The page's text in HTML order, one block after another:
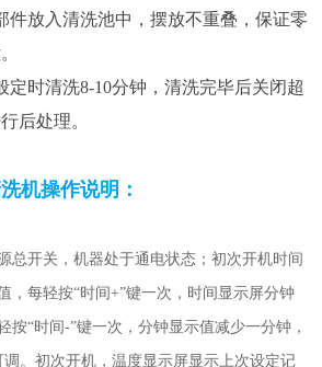
件放入清洗池中，摆放不重叠，保证零
定时清洗8-10分钟，清洗完毕后关闭超
后处理。
机操作说明：
总开关，机器处于通电状态；初次开机时间
，每轻按“时间+”键一次，时间显示屏分钟
按“时间-”键一次，分钟显示值减少一分钟，
。初次开机，温度显示屏显示上次设定记